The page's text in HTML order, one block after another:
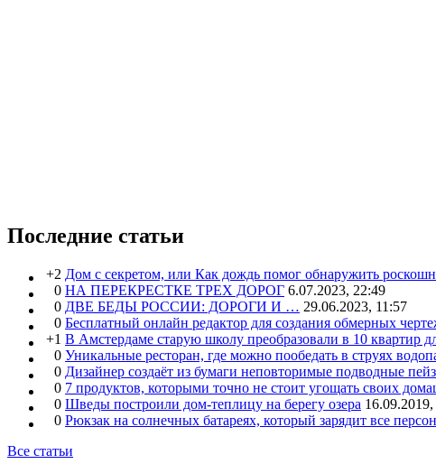
Последние статьи
+2 Дом с секретом, или Как дождь помог обнаружить
0 НА ПЕРЕКРЕСТКЕ ТРЕХ ДОРОГ 6.07.2023, 22:49
0 ДВЕ БЕДЫ РОССИИ: ДОРОГИ И … 29.06.2023, 11:57
0 Бесплатный онлайн редактор для создания обмерных
+1 В Амстердаме старую школу преобразовали в 10 квартир
0 Уникальные ресторан, где можно пообедать в струях
0 Дизайнер создаёт из бумаги неповторимые подводные
0 7 продуктов, которыми точно не стоит угощать своих
0 Шведы построили дом-теплицу на берегу озера
0 Рюкзак на солнечных батареях, который зарядит все
Все статьи